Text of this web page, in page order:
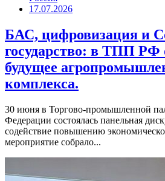
17.07.2026
БАС, цифровизация и
государство: в ТПП РФ
будущее
комплекса.
30 июня в Торгово-промышленной
Федерации состоялась панельная
содействие повышению
мероприятие собрало...